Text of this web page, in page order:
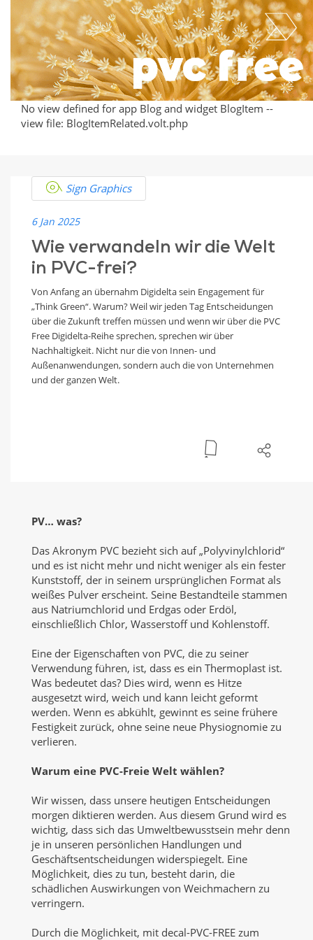
No view defined for app Blog and widget BlogItem --
view file: BlogItemRelated.volt.php
Sign Graphics
6 Jan 2025
Wie verwandeln wir die Welt
in PVC-frei?
Von Anfang an übernahm Digidelta sein Engagement für
„Think Green“. Warum? Weil wir jeden Tag Entscheidungen
über die Zukunft treffen müssen und wenn wir über die PVC
Free Digidelta-Reihe sprechen, sprechen wir über
Nachhaltigkeit. Nicht nur die von Innen- und
Außenanwendungen, sondern auch die von Unternehmen
und der ganzen Welt.
PV… was?
Das Akronym PVC bezieht sich auf „Polyvinylchlorid“
und es ist nicht mehr und nicht weniger als ein fester
Kunststoff, der in seinem ursprünglichen Format als
weißes Pulver erscheint. Seine Bestandteile stammen
aus Natriumchlorid und Erdgas oder Erdöl,
einschließlich Chlor, Wasserstoff und Kohlenstoff.
Eine der Eigenschaften von PVC, die zu seiner
Verwendung führen, ist, dass es ein Thermoplast ist.
Was bedeutet das? Dies wird, wenn es Hitze
ausgesetzt wird, weich und kann leicht geformt
werden. Wenn es abkühlt, gewinnt es seine frühere
Festigkeit zurück, ohne seine neue Physiognomie zu
verlieren.
Warum eine PVC-Freie Welt wählen?
Wir wissen, dass unsere heutigen Entscheidungen
morgen diktieren werden. Aus diesem Grund wird es
wichtig, dass sich das Umweltbewusstsein mehr denn
je in unseren persönlichen Handlungen und
Geschäftsentscheidungen widerspiegelt. Eine
Möglichkeit, dies zu tun, besteht darin, die
schädlichen Auswirkungen von Weichmachern zu
verringern.
Durch die Möglichkeit, mit decal-PVC-FREE zum
PVC-
Free
Welt